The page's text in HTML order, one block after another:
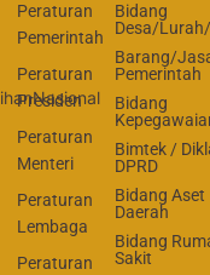
Peraturan
Pemerintah
Peraturan
Presiden
Peraturan
Menteri
Peraturan
Lembaga
Peraturan
Bidang
Desa/
Barang/
Pemerintah
Bidang
Bimtek /
DPRD
Bidang Aset
Daerah
Bidang
Sakit